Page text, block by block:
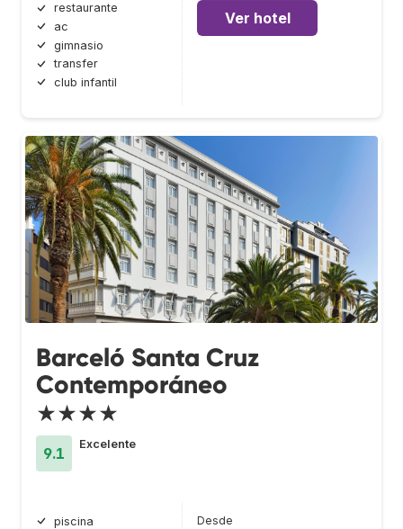
restaurante
ac
gimnasio
transfer
club infantil
Ver hotel
Barceló Santa Cruz
Contemporáneo
★★★★
9.1
Excelente
piscina
Desde